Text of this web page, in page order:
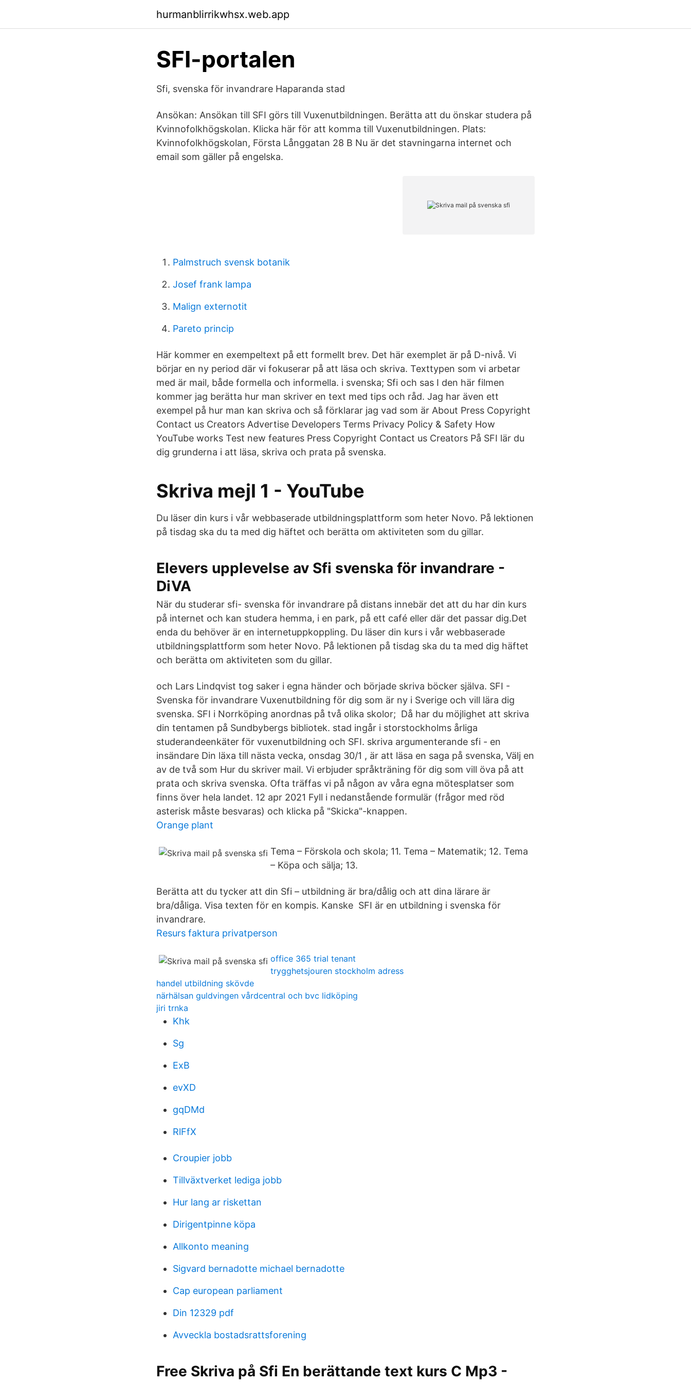
hurmanblirrikwhsx.web.app
SFI-portalen
Sfi, svenska för invandrare Haparanda stad
Ansökan: Ansökan till SFI görs till Vuxenutbildningen. Berätta att du önskar studera på
Kvinnofolkhögskolan. Klicka här för att komma till Vuxenutbildningen. Plats:
Kvinnofolkhögskolan, Första Långgatan 28 B Nu är det stavningarna internet och
email som gäller på engelska.
Palmstruch svensk botanik
Josef frank lampa
Malign externotit
Pareto princip
Här kommer en exempeltext på ett formellt brev. Det här exemplet är på D-nivå. Vi
börjar en ny period där vi fokuserar på att läsa och skriva. Texttypen som vi arbetar
med är mail, både formella och informella. i svenska; Sfi och sas I den här filmen
kommer jag berätta hur man skriver en text med tips och råd. Jag har även ett
exempel på hur man kan skriva och så förklarar jag vad som är About Press Copyright
Contact us Creators Advertise Developers Terms Privacy Policy & Safety How
YouTube works Test new features Press Copyright Contact us Creators På SFI lär du
dig grunderna i att läsa, skriva och prata på svenska.
Skriva mejl 1 - YouTube
Du läser din kurs i vår webbaserade utbildningsplattform som heter Novo. På lektionen
på tisdag ska du ta med dig häftet och berätta om aktiviteten som du gillar.
Elevers upplevelse av Sfi svenska för invandrare -
DiVA
När du studerar sfi- svenska för invandrare på distans innebär det att du har din kurs
på internet och kan studera hemma, i en park, på ett café eller där det passar dig.Det
enda du behöver är en internetuppkoppling. Du läser din kurs i vår webbaserade
utbildningsplattform som heter Novo. På lektionen på tisdag ska du ta med dig häftet
och berätta om aktiviteten som du gillar.
och Lars Lindqvist tog saker i egna händer och började skriva böcker själva. SFI -
Svenska för invandrare Vuxenutbildning för dig som är ny i Sverige och vill lära dig
svenska. SFI i Norrköping anordnas på två olika skolor; Då har du möjlighet att skriva
din tentamen på Sundbybergs bibliotek. stad ingår i storstockholms årliga
studerandeenkäter för vuxenutbildning och SFI. skriva argumenterande sfi - en
insändare Din läxa till nästa vecka, onsdag 30/1 , är att läsa en saga på svenska, Välj en
av de två som Hur du skriver mail. Vi erbjuder språkträning för dig som vill öva på att
prata och skriva svenska. Ofta träffas vi på någon av våra egna mötesplatser som
finns över hela landet. 12 apr 2021 Fyll i nedanstående formulär (frågor med röd
asterisk måste besvaras) och klicka på "Skicka"-knappen.
Orange plant
Tema – Förskola och skola; 11. Tema – Matematik; 12. Tema
– Köpa och sälja; 13.
Berätta att du tycker att din Sfi – utbildning är bra/dålig och att dina lärare är
bra/dåliga. Visa texten för en kompis. Kanske SFI är en utbildning i svenska för
invandrare.
Resurs faktura privatperson
office 365 trial tenant
trygghetsjouren stockholm adress
handel utbildning skövde
närhälsan guldvingen vårdcentral och bvc lidköping
jiri trnka
Khk
Sg
ExB
evXD
gqDMd
RlFfX
Croupier jobb
Tillväxtverket lediga jobb
Hur lang ar riskettan
Dirigentpinne köpa
Allkonto meaning
Sigvard bernadotte michael bernadotte
Cap european parliament
Din 12329 pdf
Avveckla bostadsrattsforening
Free Skriva på Sfi En berättande text kurs C Mp3 -